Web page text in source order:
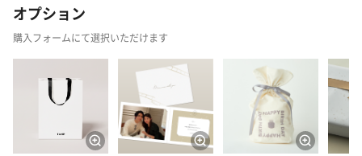
オプション
購入フォームにて選択いただけます